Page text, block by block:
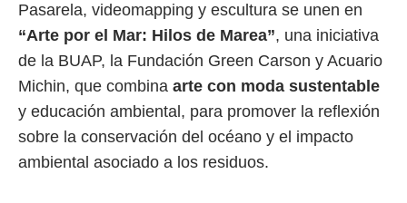
Pasarela, videomapping y escultura se unen en
“Arte por el Mar: Hilos de Marea”, una iniciativa
de la BUAP, la Fundación Green Carson y Acuario
Michin, que combina arte con moda sustentable
y educación ambiental, para promover la reflexión
sobre la conservación del océano y el impacto
ambiental asociado a los residuos.